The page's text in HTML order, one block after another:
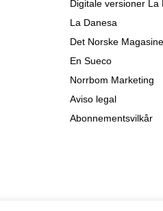
Digitale versioner La
La Danesa
Det Norske
En Sueco
Norrbom Marketing
Aviso legal
Abonnementsvilkår